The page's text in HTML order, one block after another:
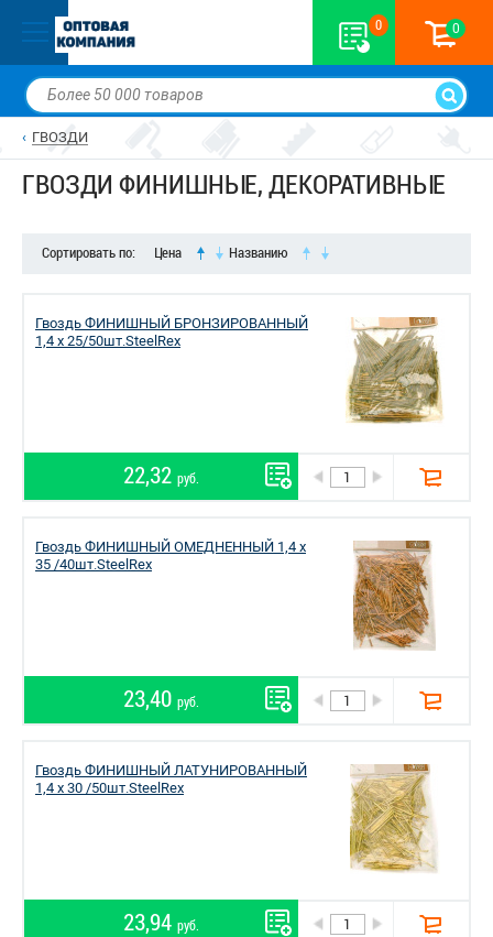
0 0
ГВОЗДИ
ГВОЗДИ ФИНИШНЫЕ, ДЕКОРАТИВНЫЕ
Сортировать по: Цена Названию
Гвоздь ФИНИШНЫЙ БРОНЗИРОВАННЫЙ
1,4 х 25/50шт.SteelRex
22,32 руб.
Гвоздь ФИНИШНЫЙ ОМЕДНЕННЫЙ 1,4 х
35 /40шт.SteelRex
23,40 руб.
Гвоздь ФИНИШНЫЙ ЛАТУНИРОВАННЫЙ
1,4 х 30 /50шт.SteelRex
23,94 руб.